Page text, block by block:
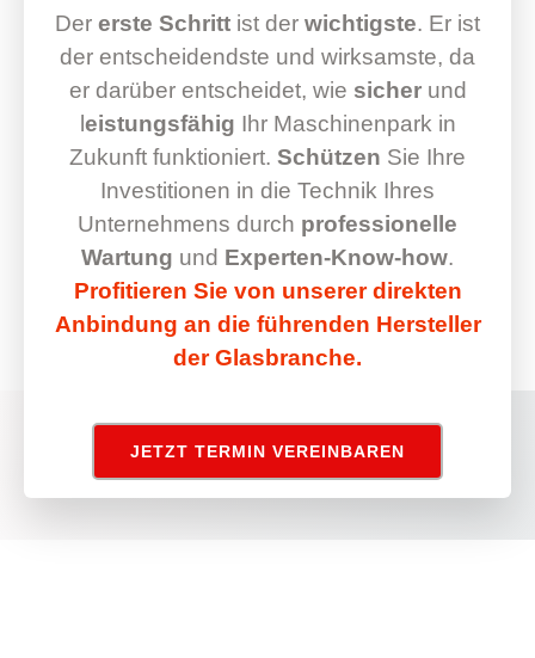
Der erste Schritt ist der wichtigste. Er ist
der entscheidendste und wirksamste, da
er darüber entscheidet, wie sicherund
eistungsfähig Ihr Maschinenpark in
Zukunft funktioniert. Schützen Sie Ihre
Investitionen in die Technik Ihres
Unternehmens durch professionelle
Wartung und Experten-Know-how.
Profitieren Sie von unserer direkten
Anbindung an die führenden Hersteller
der Glasbranche.
JETZT TERMIN VEREINBAREN